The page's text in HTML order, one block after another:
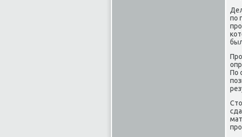
по
По